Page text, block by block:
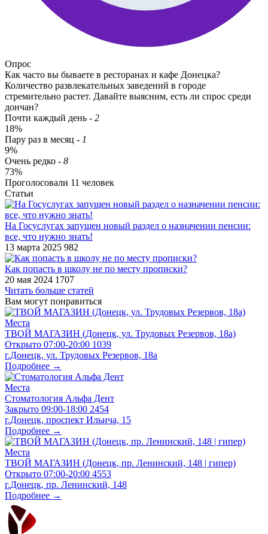
Опрос
Как часто вы бываете в ресторанах и кафе Донецка?
Количество развлекательных заведений в городе
стремительно растет. Давайте выясним, есть ли спрос среди
дончан?
Почти каждый день - 2
18%
Пару раз в месяц - 1
9%
Очень редко - 8
73%
Проголосовали 11 человек
Статьи
​На Госуслугах запущен новый раздел о назначении пенсии:
все, что нужно знать!
13 марта 2025 982
​Как попасть в школу не по месту прописки?
20 мая 2024 1707
Читать больше статей
Вам могут понравиться
Места
ТВОЙ МАГАЗИН (Донецк, ул. Трудовых Резервов, 18а)
Открыто 07:00-20:00 1039
г.Донецк, ул. Трудовых Резервов, 18а
Подробнее →
Места
Стоматология Альфа Дент
Закрыто 09:00-18:00 2454
г.Донецк, проспект Ильича, 15
Подробнее →
Места
ТВОЙ МАГАЗИН (Донецк, пр. Ленинский, 148 | гипер)
Открыто 07:00-20:00 4553
г.Донецк, пр. Ленинский, 148
Подробнее →